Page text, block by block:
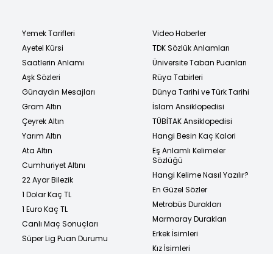
Yemek Tarifleri
Ayetel Kürsi
Saatlerin Anlamı
Aşk Sözleri
Günaydın Mesajları
Gram Altın
Çeyrek Altın
Yarım Altın
Ata Altın
Cumhuriyet Altını
22 Ayar Bilezik
1 Dolar Kaç TL
1 Euro Kaç TL
Canlı Maç Sonuçları
Süper Lig Puan Durumu
Video Haberler
TDK Sözlük Anlamları
Üniversite Taban Puanları
Rüya Tabirleri
Dünya Tarihi ve Türk Tarihi
İslam Ansiklopedisi
TÜBİTAK Ansiklopedisi
Hangi Besin Kaç Kalori
Eş Anlamlı Kelimeler
Sözlüğü
Hangi Kelime Nasıl Yazılır?
En Güzel Sözler
Metrobüs Durakları
Marmaray Durakları
Erkek İsimleri
Kız İsimleri